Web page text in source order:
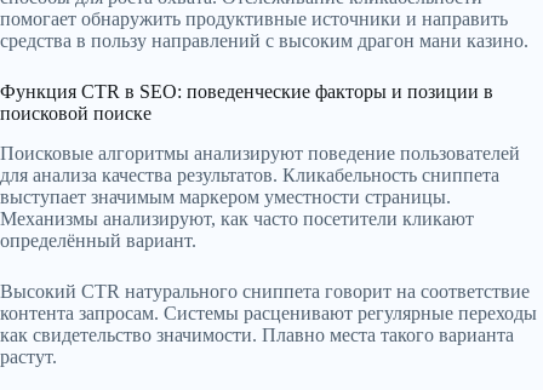
помогает обнаружить продуктивные источники и направить
средства в пользу направлений с высоким драгон мани казино.
Функция CTR в SEO: поведенческие факторы и позиции в
поисковой поиске
Поисковые алгоритмы анализируют поведение пользователей
для анализа качества результатов. Кликабельность сниппета
выступает значимым маркером уместности страницы.
Механизмы анализируют, как часто посетители кликают
определённый вариант.
Высокий CTR натурального сниппета говорит на соответствие
контента запросам. Системы расценивают регулярные переходы
как свидетельство значимости. Плавно места такого варианта
растут.